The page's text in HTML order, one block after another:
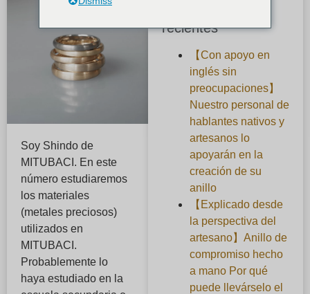
Soy Shindo de
MITUBACI. En este
número estudiaremos
los materiales
(metales preciosos)
utilizados en
MITUBACI.
Probablemente lo
haya estudiado en la
recientes
【Con apoyo en
inglés sin
preocupaciones】
Nuestro personal de
hablantes nativos y
artesanos lo
apoyarán en la
creación de su
anillo
【Explicado desde
la perspectiva del
artesano】Anillo de
compromiso hecho
a mano Por qué
puede llevárselo el